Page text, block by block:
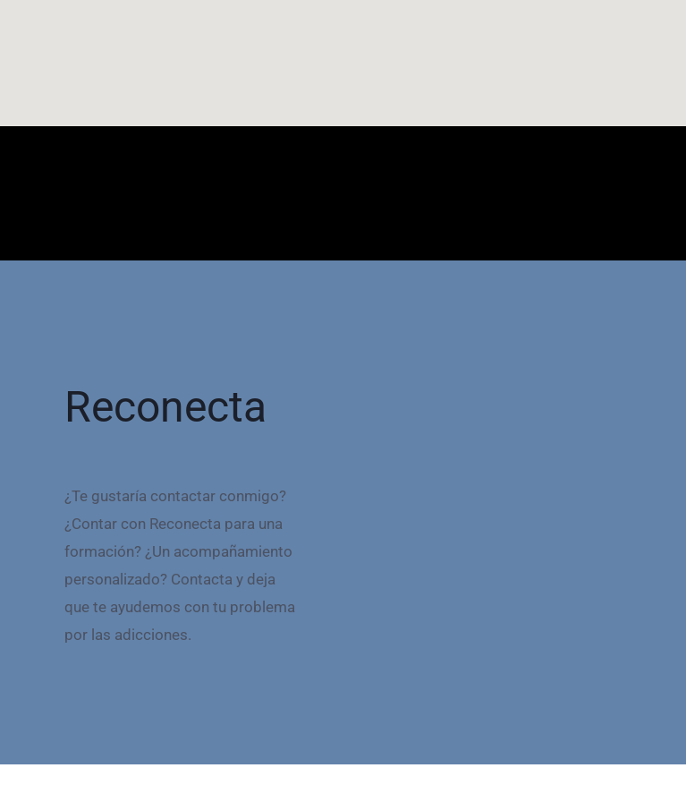
Reconecta
¿Te gustaría contactar conmigo?
¿Contar con Reconecta para una
formación? ¿Un acompañamiento
personalizado? Contacta y deja
que te ayudemos con tu problema
por las adicciones.